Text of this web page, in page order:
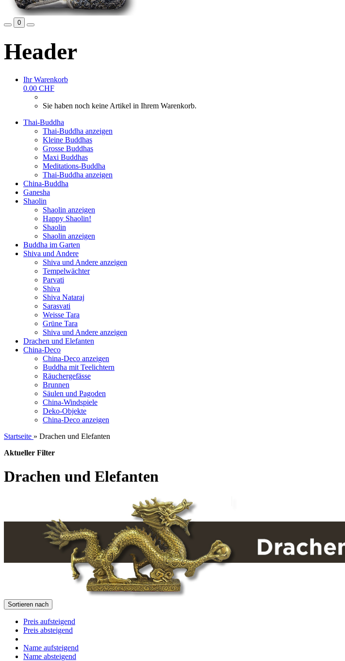
0
Header
Ihr Warenkorb
0.00 CHF
Sie haben noch keine Artikel in Ihrem Warenkorb.
Thai-Buddha
Thai-Buddha anzeigen
Kleine Buddhas
Grosse Buddhas
Maxi Buddhas
Meditations-Buddha
Thai-Buddha anzeigen
China-Buddha
Ganesha
Shaolin
Shaolin anzeigen
Happy Shaolin!
Shaolin
Shaolin anzeigen
Buddha im Garten
Shiva und Andere
Shiva und Andere anzeigen
Tempelwächter
Parvati
Shiva
Shiva Nataraj
Sarasvati
Weisse Tara
Grüne Tara
Shiva und Andere anzeigen
Drachen und Elefanten
China-Deco
China-Deco anzeigen
Buddha mit Teelichtern
Räuchergefässe
Brunnen
Säulen und Pagoden
China-Windspiele
Deko-Objekte
China-Deco anzeigen
Startseite » Drachen und Elefanten
Aktueller Filter
Drachen und Elefanten
Sortieren nach
Preis aufsteigend
Preis absteigend
Name aufsteigend
Name absteigend